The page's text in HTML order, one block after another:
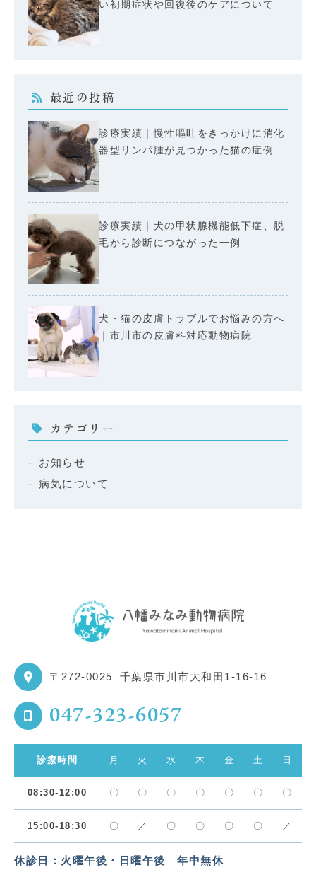
い初期症状や回復後のケアについて
最近の投稿
診療実績｜慢性嘔吐をきっかけに消化
器型リンパ腫が見つかった猫の症例
診療実績｜犬の甲状腺機能低下症、脱
毛から診断につながった一例
犬・猫の皮膚トラブルでお悩みの方へ
｜市川市の皮膚科対応動物病院
カテゴリー
お知らせ
病気について
〒272-0025 千葉県市川市大和田1-16-16
047-323-6057
診療時間 月 火 水 木 金 土 日
08:30-12:00 〇 〇 〇 〇 〇 〇 〇
15:00-18:30 〇 ／ 〇 〇 〇 〇 ／
休診日：火曜午後・日曜午後 年中無休